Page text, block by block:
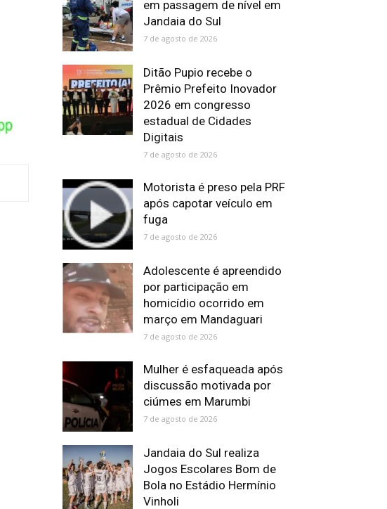
em passagem de nível em
Jandaia do Sul
7 de agosto de 2026
Ditão Pupio recebe o
Prêmio Prefeito Inovador
2026 em congresso
estadual de Cidades
Digitais
7 de agosto de 2026
Motorista é preso pela PRF
após capotar veículo em
fuga
7 de agosto de 2026
Adolescente é apreendido
por participação em
homicídio ocorrido em
março em Mandaguari
7 de agosto de 2026
Mulher é esfaqueada após
discussão motivada por
ciúmes em Marumbi
7 de agosto de 2026
Jandaia do Sul realiza
Jogos Escolares Bom de
Bola no Estádio Hermínio
Vinholi